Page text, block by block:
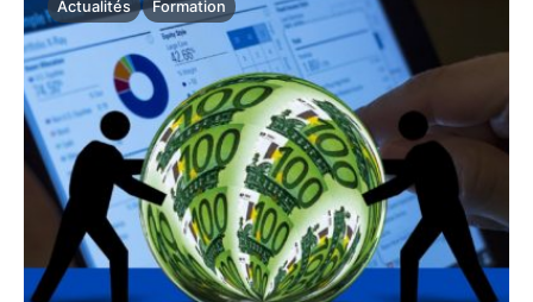
Actualités Formation